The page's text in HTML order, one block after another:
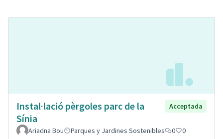
Instal·lació pèrgoles parc de la
Sínia
Acceptada
Ariadna Bou Parques y Jardines Sostenibles 0 0